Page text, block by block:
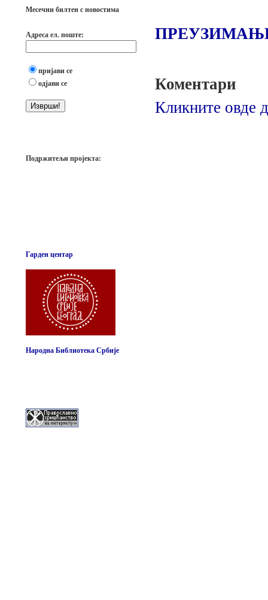
Месечни билтен с новостима
Адреса ел. поште:
пријави се
одјави се
Подржитељи пројекта:
Гарден центар
Народна Библиотека Србије
Коментари
Кликните овде